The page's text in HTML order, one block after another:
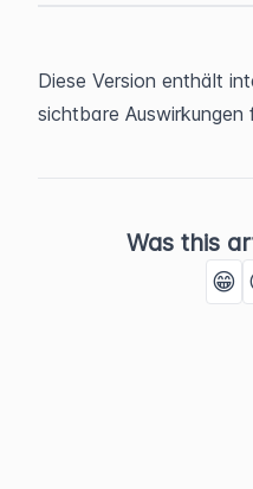
Diese Version enthält
sichtbare Auswirkungen
Was this
😁